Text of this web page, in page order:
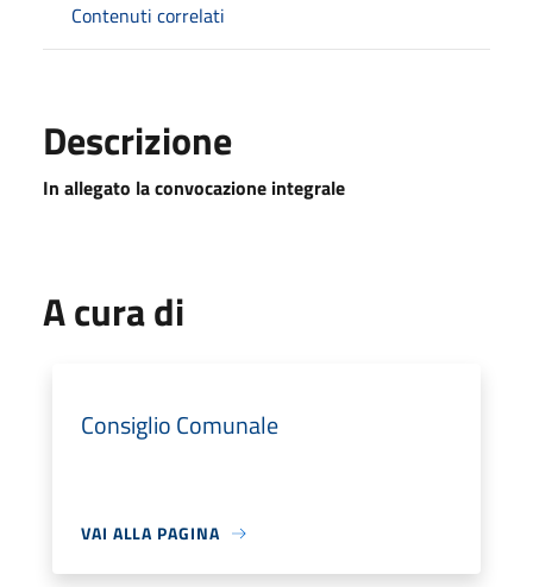
Contenuti correlati
Descrizione
In allegato la convocazione integrale
A cura di
Consiglio Comunale
VAI ALLA PAGINA